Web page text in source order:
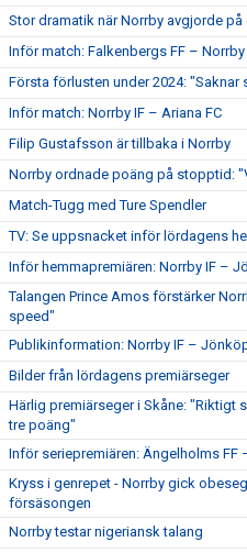
Stor dramatik när Norrby avgjorde på
Inför match: Falkenbergs FF – Norrby
Första förlusten under 2024: "Saknar
Inför match: Norrby IF – Ariana FC
Filip Gustafsson är tillbaka i Norrby
Norrby ordnade poäng på stopptid:
Match-Tugg med Ture Spendler
TV: Se uppsnacket inför lördagens
Inför hemmapremiären: Norrby IF –
Talangen Prince Amos förstärker
speed"
Publikinformation: Norrby IF –
Bilder från lördagens premiärseger
Härlig premiärseger i Skåne: "Riktigt
tre poäng"
Inför seriepremiären: Ängelholms FF
Kryss i genrepet - Norrby gick
försäsongen
Norrby testar nigeriansk talang